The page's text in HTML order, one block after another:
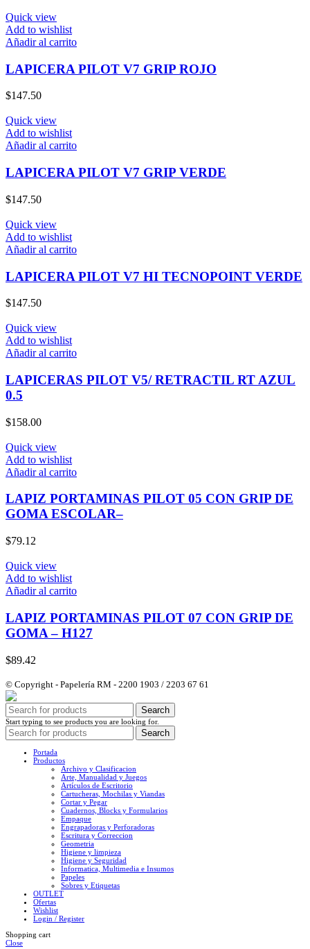
Quick view
Add to wishlist
Añadir al carrito
LAPICERA PILOT V7 GRIP ROJO
$147.50
Quick view
Add to wishlist
Añadir al carrito
LAPICERA PILOT V7 GRIP VERDE
$147.50
Quick view
Add to wishlist
Añadir al carrito
LAPICERA PILOT V7 HI TECNOPOINT VERDE
$147.50
Quick view
Add to wishlist
Añadir al carrito
LAPICERAS PILOT V5/ RETRACTIL RT AZUL
0.5
$158.00
Quick view
Add to wishlist
Añadir al carrito
LAPIZ PORTAMINAS PILOT 05 CON GRIP DE
GOMA ESCOLAR–
$79.12
Quick view
Add to wishlist
Añadir al carrito
LAPIZ PORTAMINAS PILOT 07 CON GRIP DE
GOMA – H127
$89.42
© Copyright - Papelería RM - 2200 1903 / 2203 67 61
Search
Start typing to see products you are looking for.
Search
Portada
Productos
Archivo y Clasificacion
Arte, Manualidad y Juegos
Artículos de Escritorio
Cartucheras, Mochilas y Viandas
Cortar y Pegar
Cuadernos, Blocks y Formularios
Empaque
Engrapadoras y Perforadoras
Escritura y Correccion
Geometria
Higiene y limpieza
Higiene y Seguridad
Informatica, Multimedia e Insumos
Papeles
Sobres y Etiquetas
OUTLET
Ofertas
Wishlist
Login / Register
Shopping cart
Close